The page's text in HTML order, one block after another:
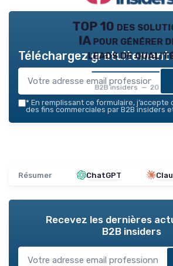
TOP 10 des
IA pour générer
leads de
B2B insiders — 2026
Téléchargez gratuitement
* En remplissant ce formulaire, j’accepte
des fins commerciales par B2B insiders
Résumer ChatGPT
Recevez les dernières
B2B insiders